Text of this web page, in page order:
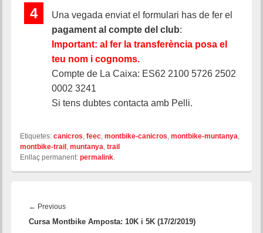
4
Una vegada enviat el formulari has de fer el
pagament al compte del club:
Important: al fer la transferència posa el
teu nom i cognoms.
Compte de La Caixa: ES62 2100 5726 2502
0002 3241
Si tens dubtes contacta amb Pelli.
Etiquetes:canicros ,feec ,montbike-canicros ,montbike-muntanya
montbike-trail ,muntanya ,trail
Enllaç permanent:permalink
d'entrades
← Previous
post:
Cursa Montbike Amposta: 10K i 5K (17/2/2019)